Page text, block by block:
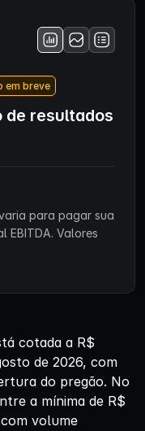
em breve
resultados
para pagar sua
EBITDA. Valores
cotada a R$
de 2026, com
do pregão. No
a mínima de R$
volume